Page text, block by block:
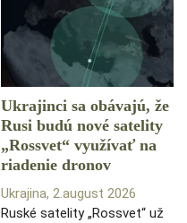
Ukrajinci sa obávajú, že
Rusi budú nové satelity
„Rossvet“ využívať na
riadenie dronov
Ukrajina, 2.august 2026
Ruské satelity „Rossvet“ už